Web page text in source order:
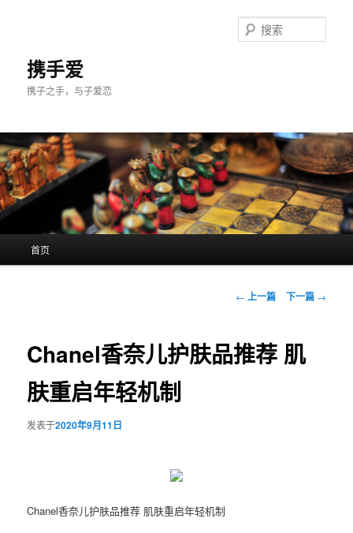
携手爱
携子之手，与子爱恋
索
首页
文
航
← 上一篇 下一篇 →
Chanel香奈儿护肤品推荐 肌
肤重启年轻机制
发表于2020年9月11日
Chanel香奈儿护肤品推荐 肌肤重启年轻机制